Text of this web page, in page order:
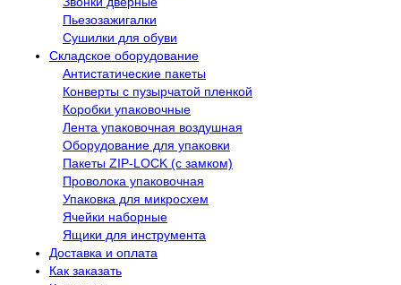
Пьезозажигалки
Сушилки для обуви
Складское оборудование
Антистатические пакеты
Конверты с пузырчатой пленкой
Коробки упаковочные
Лента упаковочная воздушная
Оборудование для упаковки
Пакеты ZIP-LOCK (с замком)
Проволока упаковочная
Упаковка для микросхем
Ячейки наборные
Ящики для инструмента
Доставка и оплата
Как заказать